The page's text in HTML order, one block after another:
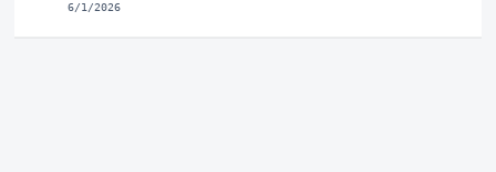
6/1/2026